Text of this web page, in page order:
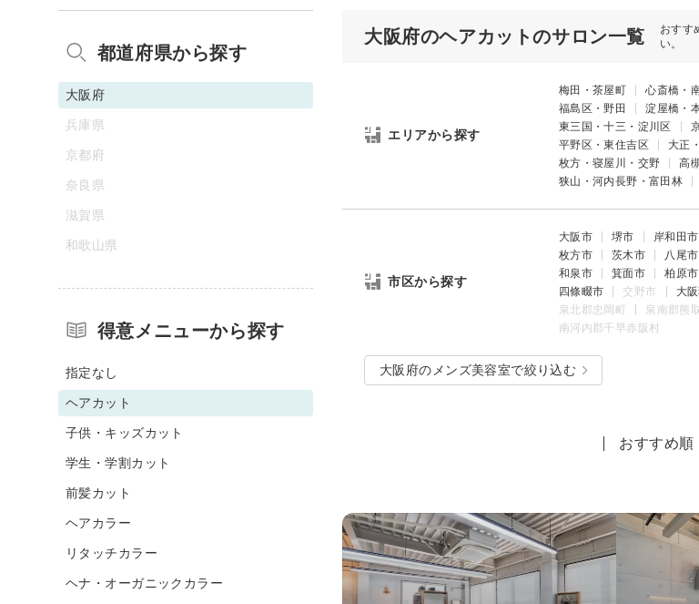
大阪府のヘアカットのサロン一覧
おすす
い。
エリアから探す
梅田・茶屋町 心斎橋・
福島区・野田
淀屋橋・
東三国・十三・淀川区
平野区・東住吉区
大正
枚方・寝屋川・交野
高
狭山・河内長野・富田林
市区から探す
大阪市 堺市 岸和田市
枚方市
茨木市 八尾市
和泉市
箕面市 柏原市
四條畷市
交野市 大
泉北郡忠岡町
泉南郡熊
南河内郡千早赤阪村
大阪府のメンズ美容室で絞り込む
おすすめ順
都道府県から探す
大阪府
兵庫県
京都府
奈良県
滋賀県
和歌山県
得意メニューから探す
指定なし
ヘアカット
子供・キッズカット
学生・学割カット
前髪カット
ヘアカラー
リタッチカラー
ヘナ・オーガニックカラー